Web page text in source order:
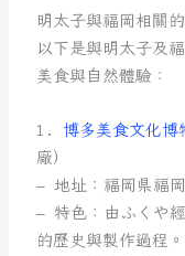
明太子與福岡相關
以下是與明太子及
美食與自然體驗：
1. 博多美食文化博
廠）
– 地址：福岡県福
– 特色：由ふくや
的歷史與製作過程